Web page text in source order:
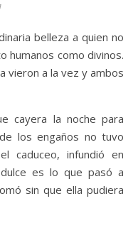
belleza a quien no
humanos como divinos.
vieron a la vez y ambos
cayera la noche para
los engaños no tuvo
caduceo, infundió en
es lo que pasó a
sin que ella pudiera